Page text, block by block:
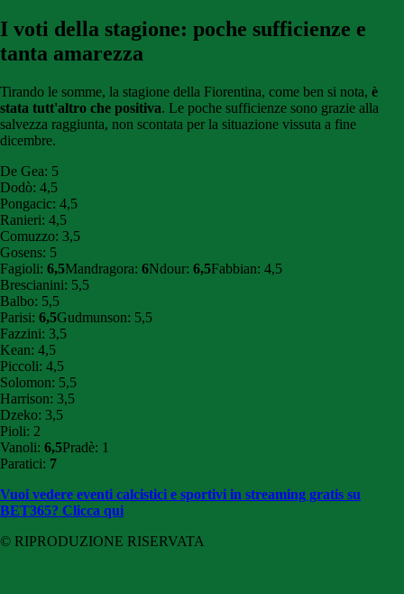
I voti della stagione: poche sufficienze e
tanta amarezza
Tirando le somme, la stagione della Fiorentina, come ben si nota, è
stata tutt'altro che positiva. Le poche sufficienze sono grazie alla
salvezza raggiunta, non scontata per la situazione vissuta a fine
dicembre.
De Gea: 5
Dodò: 4,5
Pongacic: 4,5
Ranieri: 4,5
Comuzzo: 3,5
Gosens: 5
Fagioli: 6,5Mandragora: 6Ndour: 6,5Fabbian: 4,5
Brescianini: 5,5
Balbo: 5,5
Parisi: 6,5Gudmunson: 5,5
Fazzini: 3,5
Kean: 4,5
Piccoli: 4,5
Solomon: 5,5
Harrison: 3,5
Dzeko: 3,5
Pioli: 2
Vanoli: 6,5Pradè: 1
Paratici: 7
Vuoi vedere eventi calcistici e sportivi in streaming gratis su
BET365? Clicca qui
© RIPRODUZIONE RISERVATA